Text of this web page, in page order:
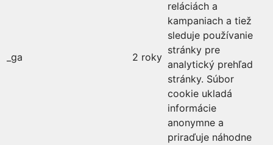
_ga 2 roky
reláciách a
kampaniach a tiež
sleduje používanie
stránky pre
analytický prehľad
stránky. Súbor
cookie ukladá
informácie
anonymne a
priraďuje náhodne